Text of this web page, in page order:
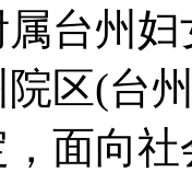
台州
区(台
面向